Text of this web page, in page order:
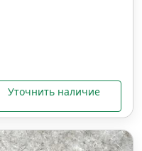
Уточнить наличие